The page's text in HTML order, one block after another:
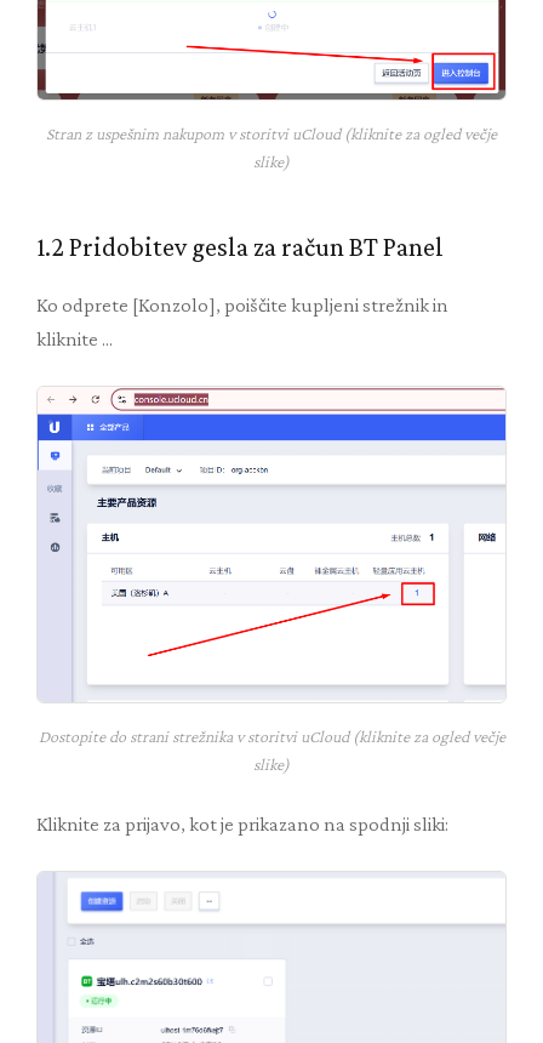
Stran z uspešnim nakupom v storitvi uCloud (kliknite za ogled večje
slike)
1.2 Pridobitev gesla za račun BT Panel
Ko odprete [Konzolo], poiščite kupljeni strežnik in
kliknite ...
Dostopite do strani strežnika v storitvi uCloud (kliknite za ogled večje
slike)
Kliknite za prijavo, kot je prikazano na spodnji sliki: